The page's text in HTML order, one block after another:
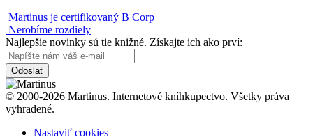
Martinus je certifikovaný B Corp
Nerobíme rozdiely
Najlepšie novinky sú tie knižné. Získajte ich ako prví:
Odoslať
© 2000-2026 Martinus. Internetové kníhkupectvo. Všetky práva
vyhradené.
Nastaviť cookies